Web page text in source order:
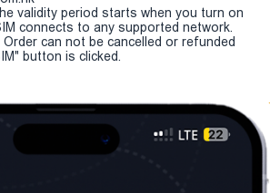
validity period starts when you turn on
connects to any supported network.
can not be cancelled or refunded
button is clicked.